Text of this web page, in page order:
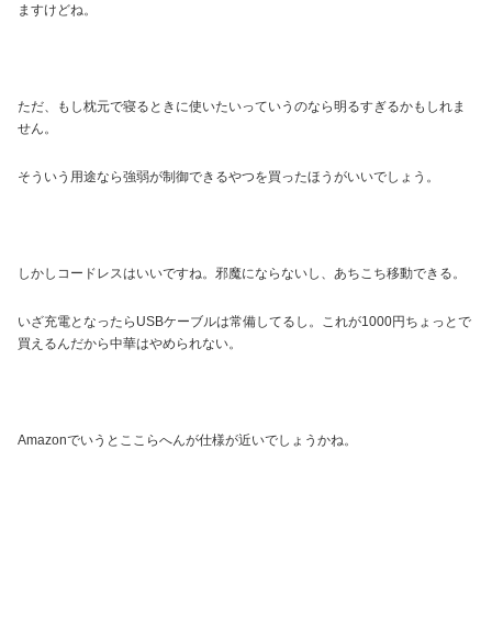
ますけどね。
ただ、もし枕元で寝るときに使いたいっていうのなら明るすぎるかもしれま
せん。
そういう用途なら強弱が制御できるやつを買ったほうがいいでしょう。
しかしコードレスはいいですね。邪魔にならないし、あちこち移動できる。
いざ充電となったらUSBケーブルは常備してるし。これが1000円ちょっとで
買えるんだから中華はやめられない。
Amazonでいうとここらへんが仕様が近いでしょうかね。